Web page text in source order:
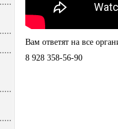
Вам ответят на все
8 928 358-56-90